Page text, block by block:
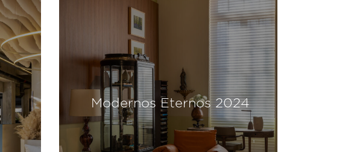
Modernos Eternos 2024